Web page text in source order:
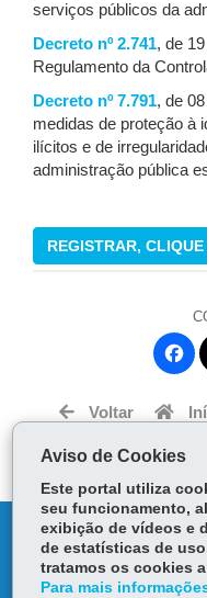
serviços públicos da
Decreto nº 2.741, de
Regulamento da
Decreto nº 7.791, de
medidas de proteção à
ilícitos e de
administração pública
REGISTRAR, CLIQUE
Voltar
DENUNCIE
OUVIDORIA
Aviso de Cookies
Este portal utiliza
seu funcionamento,
exibição de vídeos e
de estatísticas de
tratamos os cookies
Para mais